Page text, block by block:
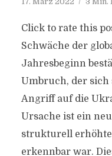
Click to rate this
Schwäche der
Jahresbeginn
Umbruch, der sich
Angriff auf die
Ursache ist ein
strukturell
erkennbar war.